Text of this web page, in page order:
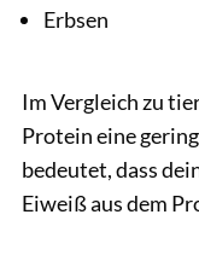
Erbsen
Im Vergleich zu
Protein eine
bedeutet, dass
Eiweiß aus dem